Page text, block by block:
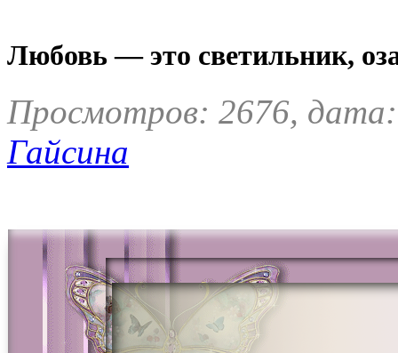
Любовь — это светильник,
Просмотров: 2676,
Гайсина